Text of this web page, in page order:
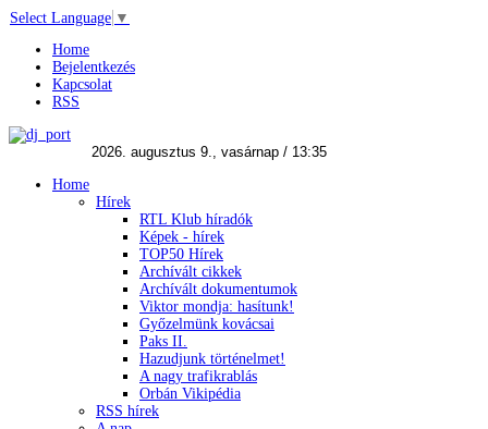
Select Language ▼
Home
Bejelentkezés
Kapcsolat
RSS
Home
Hírek
RTL Klub híradók
Képek - hírek
TOP50 Hírek
Archívált cikkek
Archívált dokumentumok
Viktor mondja: hasítunk!
Győzelmünk kovácsai
Paks II.
Hazudjunk történelmet!
A nagy trafikrablás
Orbán Vikipédia
RSS hírek